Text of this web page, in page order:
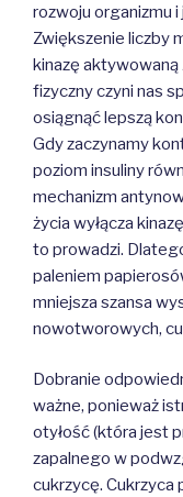
rozwoju organizmu
Zwiększenie liczby
kinazę aktywowaną
fizyczny czyni nas
osiągnąć lepszą
Gdy zaczynamy
poziom insuliny
mechanizm
życia wyłącza
to prowadzi.
paleniem
mniejsza szansa
nowotworowych,
Dobranie
ważne, ponieważ
otyłość (która jest
zapalnego w
cukrzycę. Cukrzyca